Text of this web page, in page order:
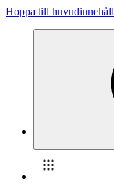
Hoppa till huvudinnehåll